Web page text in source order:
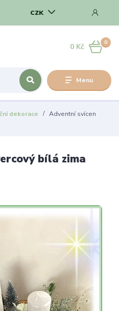
Menu
CZK
0
0 Kč
dekorace
Adventní svícen
bílá zima